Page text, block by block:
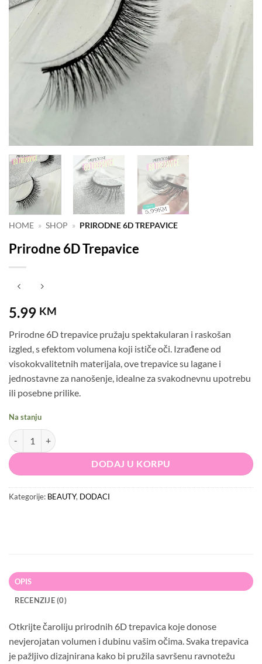
HOME » SHOP » PRIRODNE 6D TREPAVICE
Prirodne 6D Trepavice
5.99 KM
Prirodne 6D trepavice pružaju spektakularan i raskošan
izgled, s efektom volumena koji ističe oči. Izrađene od
visokokvalitetnih materijala, ove trepavice su lagane i
jednostavne za nanošenje, idealne za svakodnevnu upotrebu
ili posebne prilike.
Na stanju
Prirodne 6D Trepavice količina
DODAJ U KORPU
Kategorije: BEAUTY, DODACI
OPIS
RECENZIJE (0)
Otkrijte čaroliju prirodnih 6D trepavica koje donose
nevjerojatan volumen i dubinu vašim očima. Svaka trepavica
je pažljivo dizajnirana kako bi pružila savršenu ravnotežu